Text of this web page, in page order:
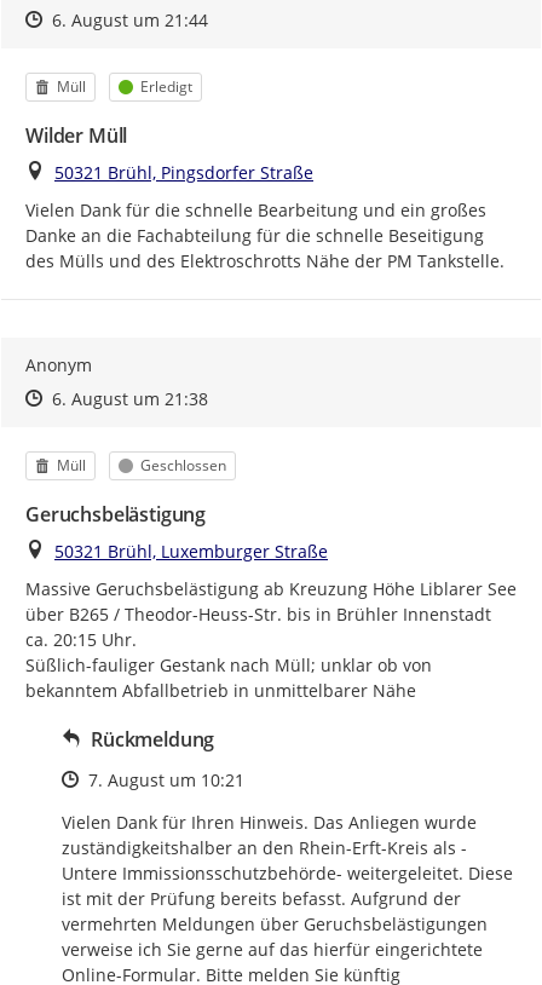
Zeitpunkt des Erstellens
Zeitpunkt des Erstellens
6. August um 21:44Zur Äußerung
Kategorie
Müll Status
Erledigt
Wilder Müll
Ort
50321 Brühl, Pingsdorfer Straße
Vielen Dank für die schnelle Bearbeitung und ein großes
Danke an die Fachabteilung für die schnelle Beseitigung
des Mülls und des Elektroschrotts Nähe der PM Tankstelle.
Anonym
Zeitpunkt des Erstellens
Zeitpunkt des Erstellens
6. August um 21:38Zur Äußerung
Kategorie
Müll Status
Geschlossen
Geruchsbelästigung
Ort
50321 Brühl, Luxemburger Straße
Massive Geruchsbelästigung ab Kreuzung Höhe Liblarer See
über B265 / Theodor-Heuss-Str. bis in Brühler Innenstadt
ca. 20:15 Uhr.
Süßlich-fauliger Gestank nach Müll; unklar ob von
bekanntem Abfallbetrieb in unmittelbarer Nähe
Rückmeldung
Zeitpunkt des Erstellens
7. August um 10:21
Vielen Dank für Ihren Hinweis. Das Anliegen wurde
zuständigkeitshalber an den Rhein-Erft-Kreis als -
Untere Immissionsschutzbehörde- weitergeleitet. Diese
ist mit der Prüfung bereits befasst. Aufgrund der
vermehrten Meldungen über Geruchsbelästigungen
verweise ich Sie gerne auf das hierfür eingerichtete
Online-Formular. Bitte melden Sie künftig